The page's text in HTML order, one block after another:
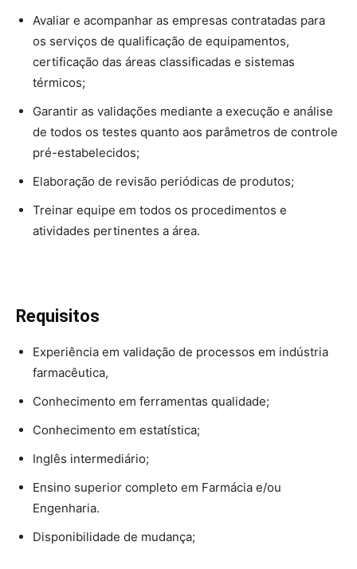
Avaliar e acompanhar as empresas contratadas para
os serviços de qualificação de equipamentos,
certificação das áreas classificadas e sistemas
térmicos;
Garantir as validações mediante a execução e análise
de todos os testes quanto aos parâmetros de controle
pré-estabelecidos;
Elaboração de revisão periódicas de produtos;
Treinar equipe em todos os procedimentos e
atividades pertinentes a área.
Requisitos
Experiência em validação de processos em indústria
farmacêutica,
Conhecimento em ferramentas qualidade;
Conhecimento em estatística;
Inglês intermediário;
Ensino superior completo em Farmácia e/ou
Engenharia.
Disponibilidade de mudança;